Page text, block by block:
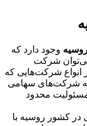
وجود دارد که
می‌توان شرکت
انواع شرکت‌هایی که
به شرکت‌های سهامی
محدود
در کشور روسیه با